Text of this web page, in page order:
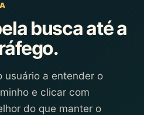
busca até a
usuário a entender o
e clicar com
do que manter o